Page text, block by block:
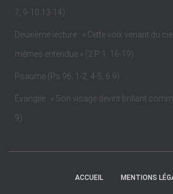
7, 9-10.13-14)
Deuxième lecture : « Cette voix venant du
mêmes entendue » (2 P 1, 16-19)
Psaume (Ps 96, 1-2, 4-5, 6.9)
Évangile : « Son visage devint brillant
9)
ACCUEIL MENTIONS